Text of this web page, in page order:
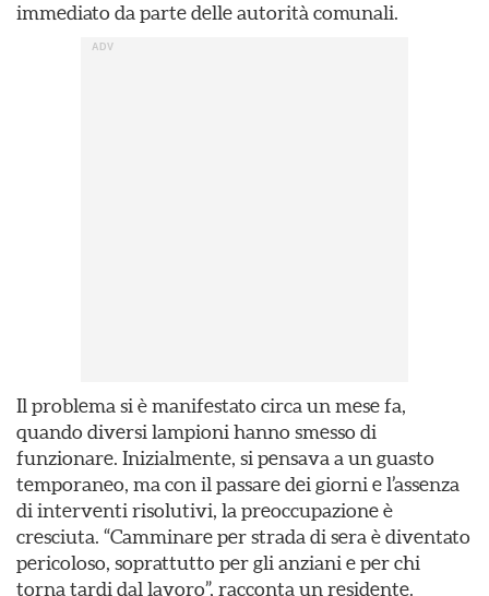
immediato da parte delle autorità comunali.
Il problema si è manifestato circa un mese fa,
quando diversi lampioni hanno smesso di
funzionare. Inizialmente, si pensava a un guasto
temporaneo, ma con il passare dei giorni e l’assenza
di interventi risolutivi, la preoccupazione è
cresciuta. “Camminare per strada di sera è diventato
pericoloso, soprattutto per gli anziani e per chi
torna tardi dal lavoro”, racconta un residente.